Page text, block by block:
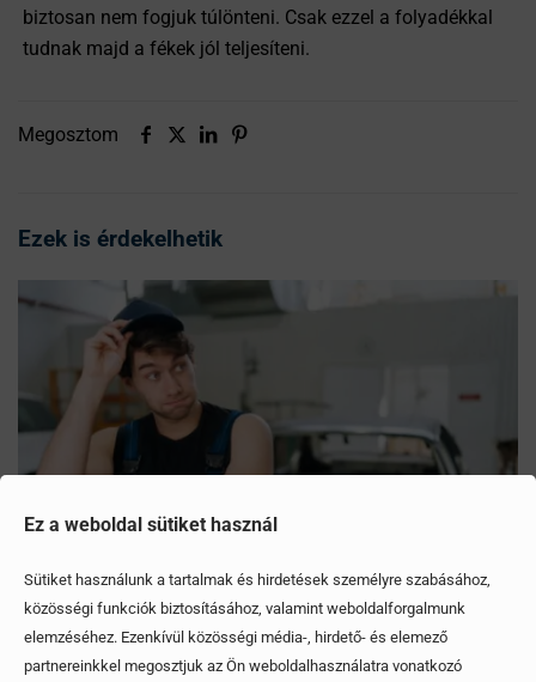
Ez a weboldal sütiket használ
Sütiket használunk a tartalmak és hirdetések személyre szabásához,
közösségi funkciók biztosításához, valamint weboldalforgalmunk
elemzéséhez. Ezenkívül közösségi média-, hirdető- és elemező
partnereinkkel megosztjuk az Ön weboldalhasználatra vonatkozó
biztosan nem fogjuk túlönteni. Csak ezzel a folyadékkal
tudnak majd a fékek jól teljesíteni.
Megosztom
Ezek is érdekelhetik
Mítoszok, amiktől mi is csak fogjuk a fejünket